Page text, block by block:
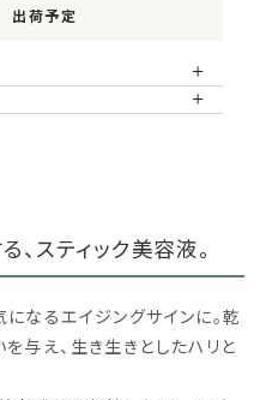
出荷予定
スティック美容液。
なるエイジングサインに。乾
与え、生き生きとしたハリと